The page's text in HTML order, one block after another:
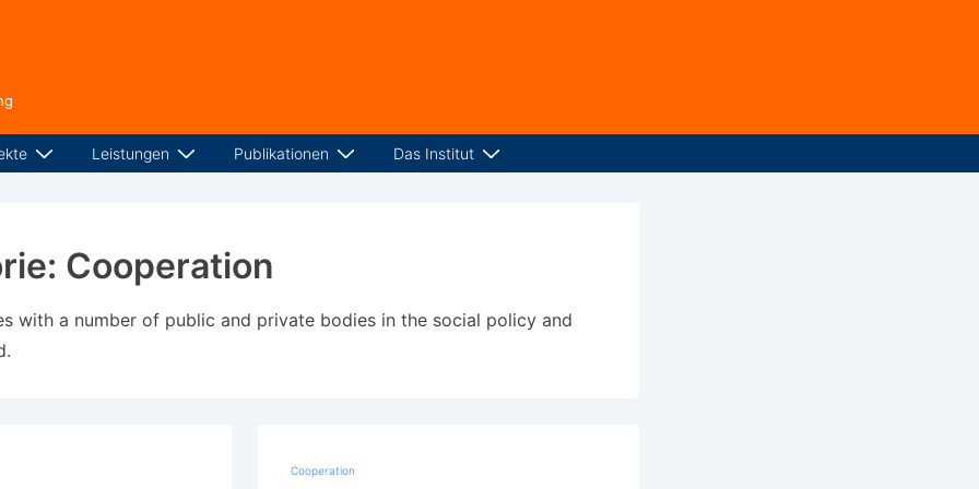
Leistungen Publikationen Das Institut
Cooperation
with a number of public and private bodies in the social policy and
Cooperation